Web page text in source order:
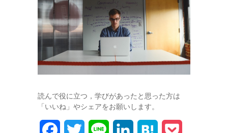
読んで役に立つ，学びがあったと思った方は
「いいね」やシェアをお願いします。